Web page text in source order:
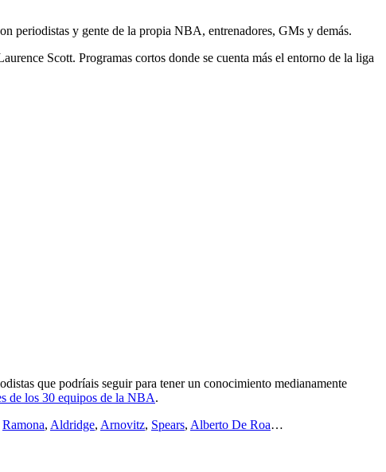
periodistas y gente de la propia NBA, entrenadores, GMs y demás.
Scott. Programas cortos donde se cuenta más el entorno de la liga
que podríais seguir para tener un conocimiento medianamente
de los 30 equipos de la NBA.
Ramona, Aldridge, Arnovitz, Spears, Alberto De Roa…